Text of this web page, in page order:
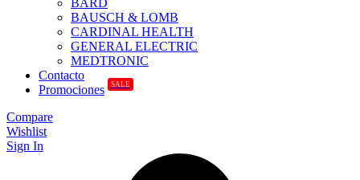
BARD
BAUSCH & LOMB
CARDINAL HEALTH
GENERAL ELECTRIC
MEDTRONIC
Contacto
Promociones
SALE
Compare
Wishlist
Sign In